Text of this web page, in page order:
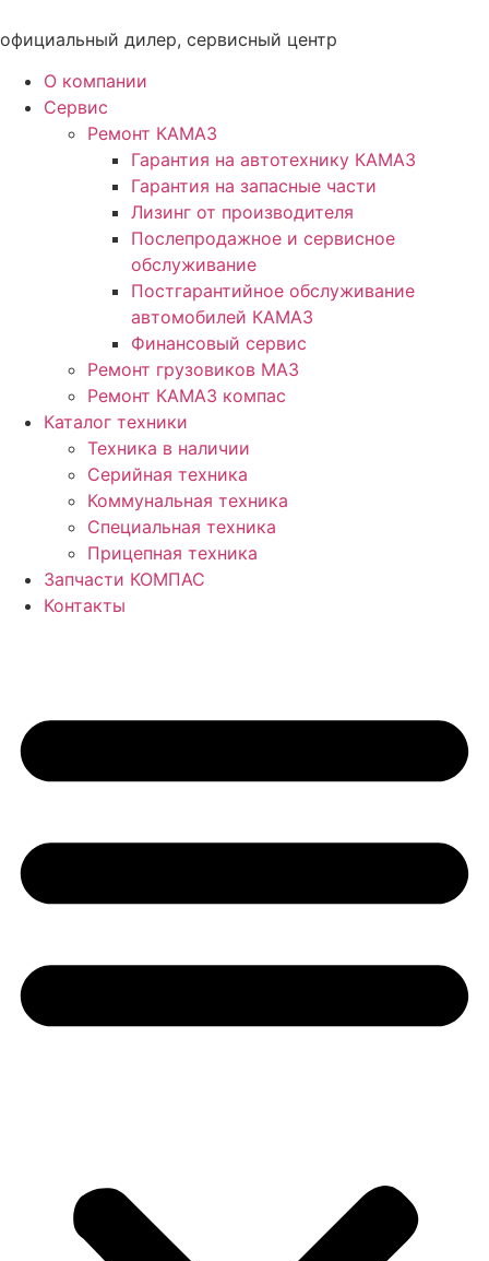
к
официальный дилер, сервисный центр
О компании
Сервис
Ремонт КАМАЗ
Гарантия на автотехнику КАМАЗ
Гарантия на запасные части
Лизинг от производителя
Послепродажное и сервисное
обслуживание
Постгарантийное обслуживание
автомобилей КАМАЗ
Финансовый сервис
Ремонт грузовиков МАЗ
Ремонт КАМАЗ компас
Каталог техники
Техника в наличии
Серийная техника
Коммунальная техника
Специальная техника
Прицепная техника
Запчасти КОМПАС
Контакты